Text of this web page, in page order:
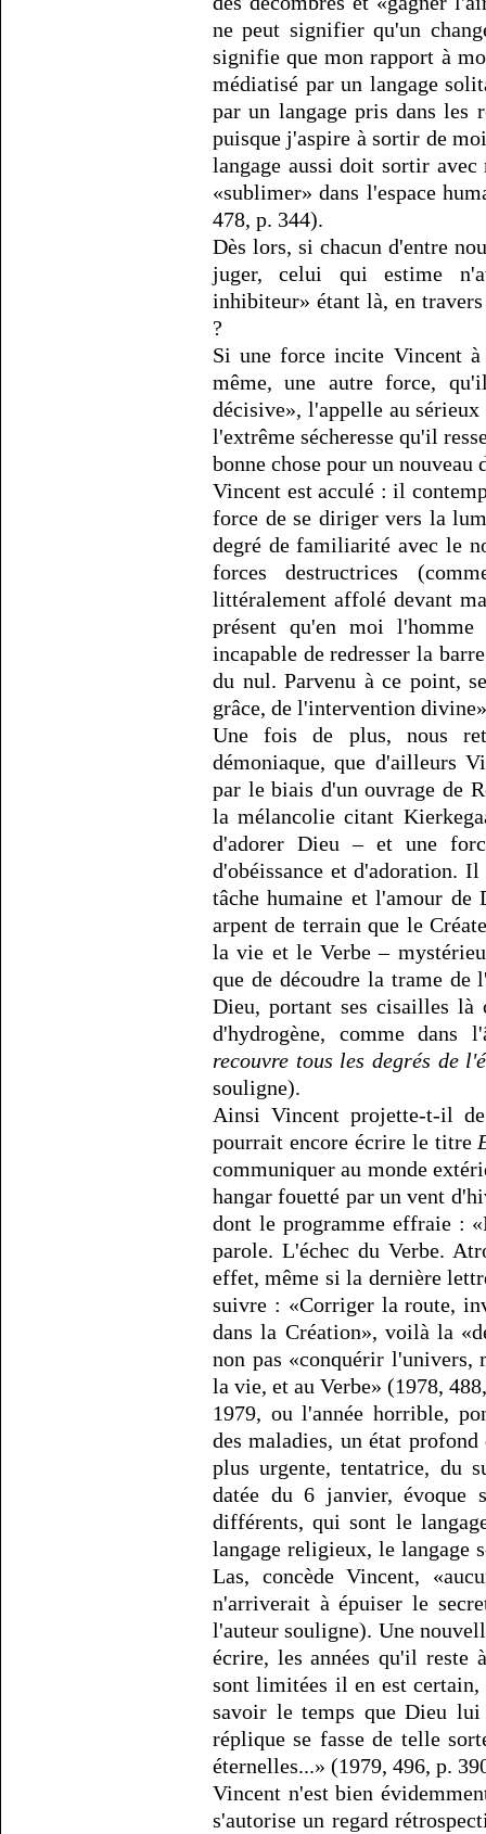
ne peut signifier qu'un
signifie que mon rapport à
médiatisé par un langage
par un langage pris dans les
puisque j'aspire à sortir de
langage aussi doit sortir avec
«sublimer» dans l'espace
478, p. 344).
Dès lors, si chacun d'entre
juger, celui qui estime
inhibiteur» étant là, en
?
Si une force incite Vincent
même, une autre force,
décisive», l'appelle au
l'extrême sécheresse qu'il
bonne chose pour un
Vincent est acculé : il
force de se diriger vers la
degré de familiarité avec le
forces destructrices
littéralement affolé devant
présent qu'en moi
incapable de redresser la
du nul. Parvenu à ce point,
grâce, de l'intervention
Une fois de plus, nous
démoniaque, que d'ailleurs
par le biais d'un ouvrage de
la mélancolie citant
d'adorer Dieu – et une
d'obéissance et d'adoration.
tâche humaine et l'amour
arpent de terrain que le
la vie et le Verbe –
que de découdre la trame de
Dieu, portant ses cisailles
d'hydrogène, comme dans
recouvre tous les degrés de
souligne).
Ainsi Vincent projette-t-il
pourrait encore écrire le titre
communiquer au monde
hangar fouetté par un vent
dont le programme effraie :
parole. L'échec du Verbe.
effet, même si la dernière
suivre : «Corriger la route,
dans la Création», voilà la
non pas «conquérir l'univers,
la vie, et au Verbe» (1978,
1979, ou l'année horrible,
des maladies, un état
plus urgente, tentatrice, du
datée du 6 janvier, évoque
différents, qui sont le
langage religieux, le langage
Las, concède Vincent,
n'arriverait à épuiser le
l'auteur souligne). Une
écrire, les années qu'il reste
sont limitées il en est certain,
savoir le temps que Dieu
réplique se fasse de telle
éternelles...» (1979, 496, p.
Vincent n'est bien
s'autorise un regard